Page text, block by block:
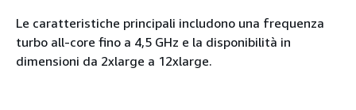
Le caratteristiche principali includono una frequenza
turbo all-core fino a 4,5 GHz e la disponibilità in
dimensioni da 2xlarge a 12xlarge.